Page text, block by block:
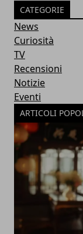
CATEGORIE
News
Curiosità
TV
Recensioni
Notizie
Eventi
ARTICOLI